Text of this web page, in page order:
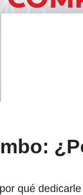
qué